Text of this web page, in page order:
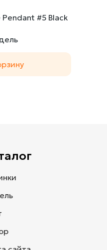
#5 Black